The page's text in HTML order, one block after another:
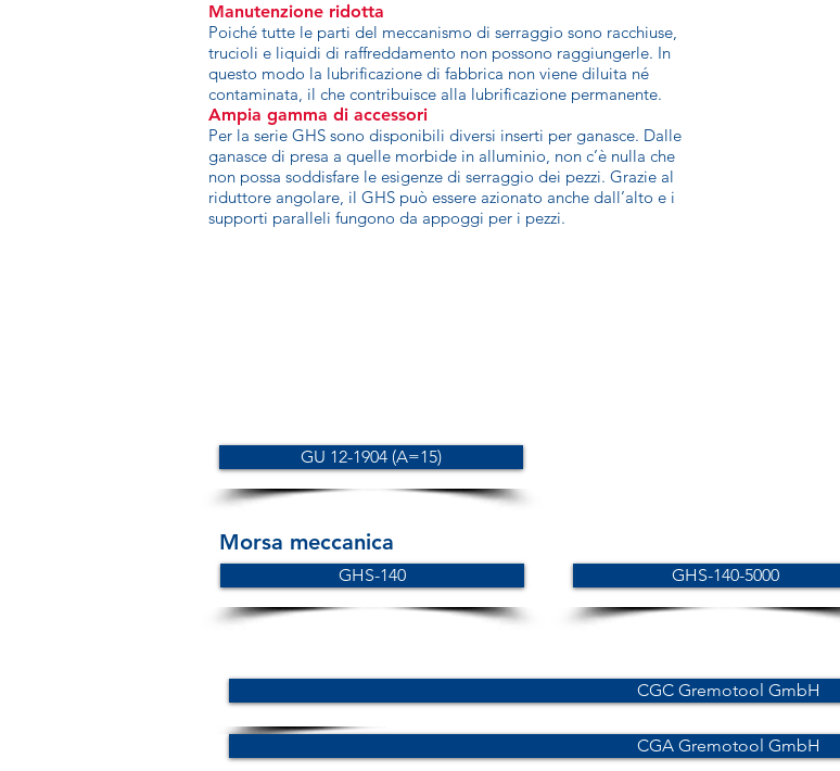
Manutenzione ridotta
Poiché tutte le parti del meccanismo di serraggio sono racchiuse,
trucioli e liquidi di raffreddamento non possono raggiungerle. In
questo modo la lubrificazione di fabbrica non viene diluita né
contaminata, il che contribuisce alla lubrificazione permanente.
Ampia gamma di accessori
Per la serie GHS sono disponibili diversi inserti per ganasce. Dalle
ganasce di presa a quelle morbide in alluminio, non c’è nulla che
non possa soddisfare le esigenze di serraggio dei pezzi. Grazie al
riduttore angolare, il GHS può essere azionato anche dall’alto e i
supporti paralleli fungono da appoggi per i pezzi.
GU 12-1904 (A=15)
Morsa meccanica
GHS-140 GHS-140-5000
CGC Gremotool GmbH
CGA Gremotool GmbH